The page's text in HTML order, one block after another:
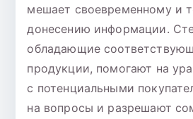
мешает своевременному и
донесению информации.
обладающие
продукции, помогают на
с потенциальными
на вопросы и разрешают